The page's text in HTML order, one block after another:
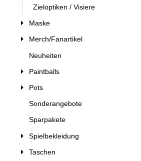
Zieloptiken / Visiere
Maske
Merch/Fanartikel
Neuheiten
Paintballs
Pots
Sonderangebote
Sparpakete
Spielbekleidung
Taschen